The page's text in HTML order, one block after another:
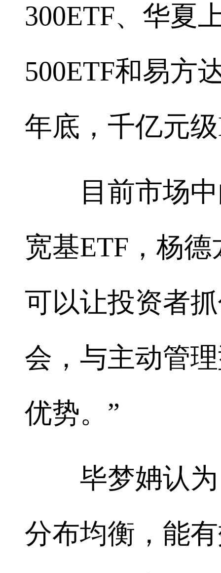
300ETF、华夏
500ETF和易方
年底，千亿元
目前市场中
宽基ETF，杨
可以让投资者
会，与主动管
优势。”
毕梦姌认为
分布均衡，能